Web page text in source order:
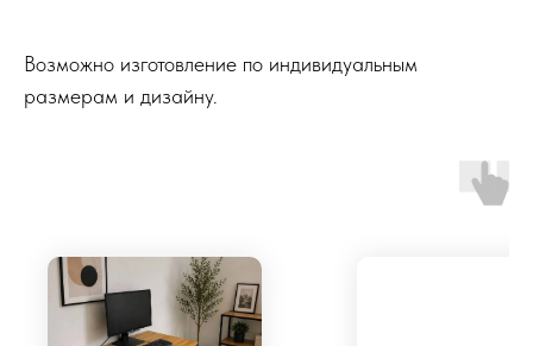
Возможно изготовление по индивидуальным
размерам и дизайну.